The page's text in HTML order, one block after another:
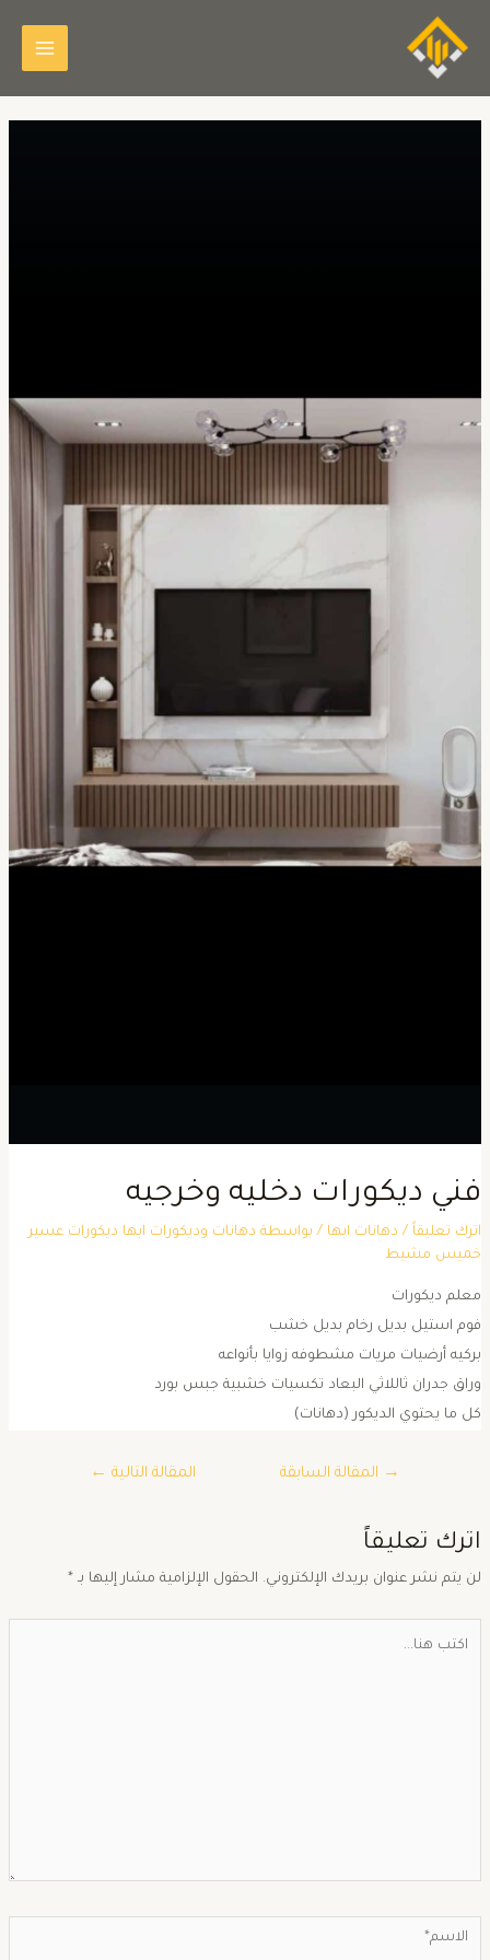
ديكورات دخليه وخرجيه
تعليقاً / دهانات ابها/ بواسطة دهانات وديكورات ابها ديكورات عسير
مشيط
ديكورات
استيل بديل رخام بديل خشب
أرضيات مريات مشطوفه زوايا بأنواعه
جدران ثاللاثي البعاد تكسيات خشبية جبس بورد
ما يحتوي الديكور (دهانات)
→المقالة السابقة المقالة التالية←
تعليقاً
يتم نشر عنوان بريدك الإلكتروني. الحقول الإلزامية مشار إليها بـ *